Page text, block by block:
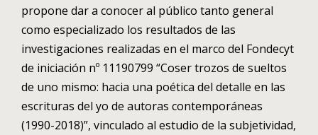
propone dar a conocer al público tanto general
como especializado los resultados de las
investigaciones realizadas en el marco del Fondecyt
de iniciación nº 11190799 “Coser trozos de sueltos
de uno mismo: hacia una poética del detalle en las
escrituras del yo de autoras contemporáneas
(1990-2018)”, vinculado al estudio de la subjetividad,